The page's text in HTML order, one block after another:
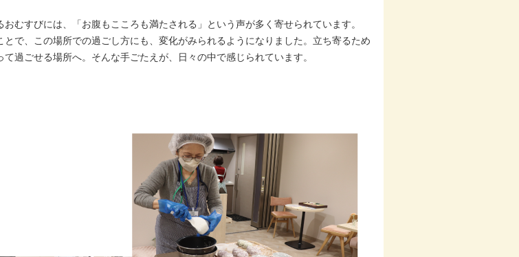
むすびには、「お腹もこころも満たされる」という声が多く寄せられています。
とで、この場所での過ごし方にも、変化がみられるようになりました。立ち寄るため
過ごせる場所へ。そんな手ごたえが、日々の中で感じられています。